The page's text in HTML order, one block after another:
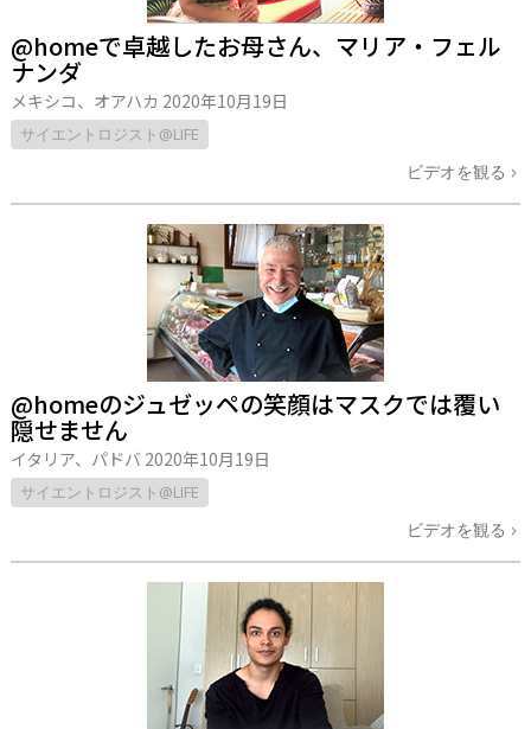
@homeで卓越したお母さん、マリア・フェル
ナンダ
メキシコ、オアハカ 2020年10月19日
サイエントロジスト@LIFE
ビデオを観る
@homeのジュゼッペの笑顔はマスクでは覆い
隠せません
イタリア、パドバ 2020年10月19日
サイエントロジスト@LIFE
ビデオを観る